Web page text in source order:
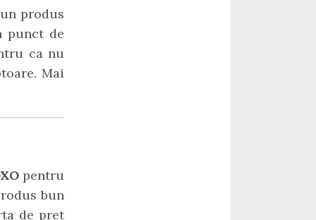
produs
punct de
ca nu
Mai
pentru
bun
de pret